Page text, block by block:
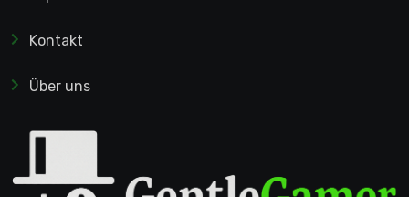
Kontakt
Über uns